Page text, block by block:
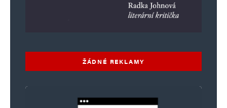
ŽÁDNÉ REKLAMY